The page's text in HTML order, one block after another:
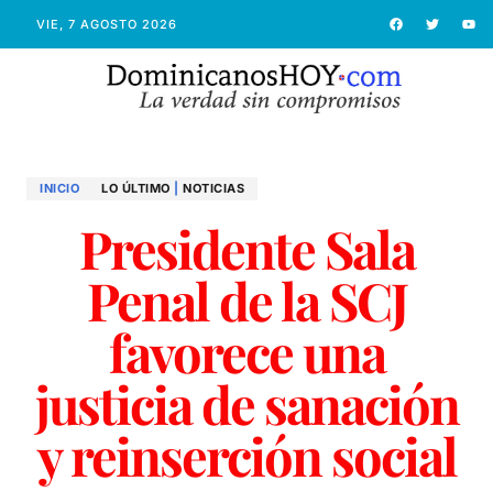
VIE, 7 AGOSTO 2026
INICIO LO ÚLTIMO NOTICIAS
Presidente Sala
Penal de la SCJ
favorece una
justicia de sanación
y reinserción social